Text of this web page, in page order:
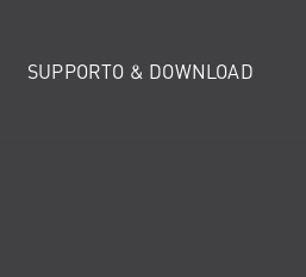
SUPPORTO & DOWNLOAD